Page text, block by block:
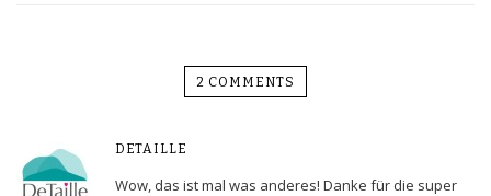
2 COMMENTS
DETAILLE
Wow, das ist mal was anderes! Danke für die super